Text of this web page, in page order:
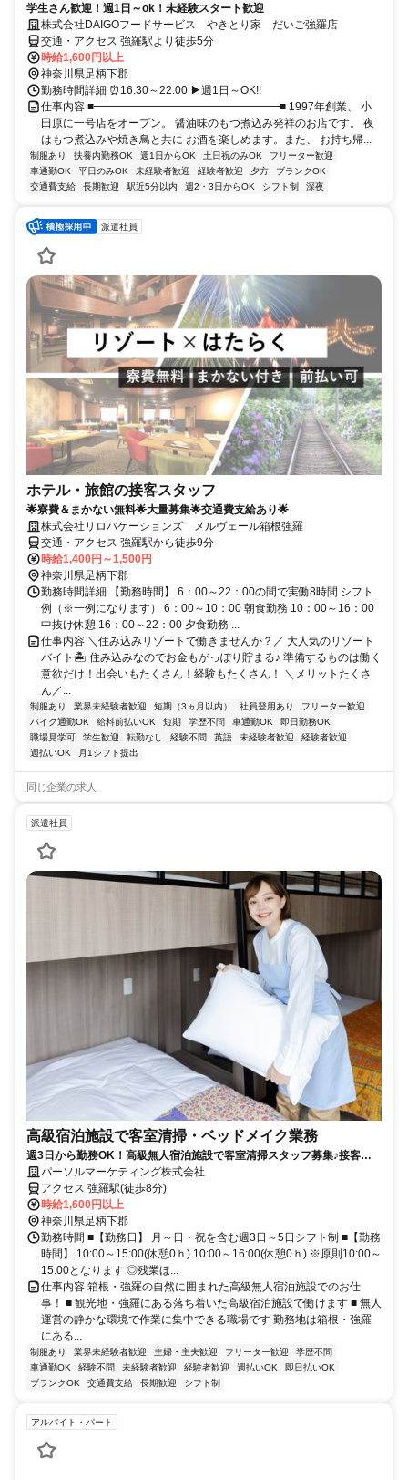
学生さん歓迎！週1日～ok！未経験スタート歓迎
株式会社DAIGOフードサービス やきとり家 だいご強羅店
交通・アクセス 強羅駅より徒歩5分
時給1,600円以上
神奈川県足柄下郡
勤務時間詳細 ⏰16:30～22:00 ▶週1日～OK!!
仕事内容 ■━━━━━━━━━━━━━━━━━■ 1997年創業、 小
田原に一号店をオープン。 醤油味のもつ煮込み発祥のお店です。 夜
はもつ煮込みや焼き鳥と共に お酒を楽しめます。また、 お持ち帰...
制服あり 扶養内勤務OK 週1日からOK 土日祝のみOK
フリーター歓迎
車通勤OK
平日のみOK 未経験者歓迎 経験者歓迎 夕方
ブランクOK
交通費支給
長期歓迎 駅近5分以内 週2・3日からOK シフト制 深夜
派遣社員
ホテル・旅館の接客スタッフ
🌟寮費＆まかない無料🌟大量募集🌟交通費支給あり🌟
株式会社リロバケーションズ メルヴェール箱根強羅
交通・アクセス 強羅駅から徒歩9分
時給1,400円～1,500円
神奈川県足柄下郡
勤務時間詳細 【勤務時間】 6：00～22：00の間で実働8時間 シフト
例（※一例になります） 6：00～10：00 朝食勤務 10：00～16：00
中抜け休憩 16：00～22：00 夕食勤務 ...
仕事内容 ＼住み込みリゾートで働きませんか？／ 大人気のリゾート
バイト🏝️ 住み込みなのでお金もがっぽり貯まる♪ 準備するものは働く
意欲だけ！出会いもたくさん！経験もたくさん！ ＼メリットたくさ
ん／...
制服あり 業界未経験者歓迎 短期（3ヵ月以内） 社員登用あり
フリーター歓迎
バイク通勤OK
給料前払いOK 短期 学歴不問 車通勤OK
即日勤務OK
職場見学可
学生歓迎 転勤なし 経験不問 英語 未経験者歓迎
経験者歓迎
週払いOK
月1シフト提出
同じ企業の求人
派遣社員
高級宿泊施設で客室清掃・ベッドメイク業務
週3日から勤務OK！高級無人宿泊施設で客室清掃スタッフ募集♪接客な
しだからコツコツ作業が好きな方におすすめ。時給1600円＆短時間勤務
で家庭やプライベートと両立しながら働けるお仕事です！
パーソルマーケティング株式会社
アクセス 強羅駅(徒歩8分)
時給1,600円以上
神奈川県足柄下郡
勤務時間 ■【勤務日】 月～日・祝を含む週3日～5日シフト制 ■【勤務
時間】 10:00～15:00(休憩0ｈ) 10:00～16:00(休憩0ｈ) ※原則10:00～
15:00となります ◎残業ほ...
仕事内容 箱根・強羅の自然に囲まれた高級無人宿泊施設でのお仕
事！ ■ 観光地・強羅にある落ち着いた高級宿泊施設で働けます ■ 無人
運営の静かな環境で作業に集中できる職場です 勤務地は箱根・強羅
にある...
制服あり 業界未経験者歓迎 主婦・主夫歓迎 フリーター歓迎
学歴不問
車通勤OK
経験不問 未経験者歓迎 経験者歓迎 週払いOK
即日払いOK
ブランクOK
交通費支給 長期歓迎 シフト制
アルバイト・パート